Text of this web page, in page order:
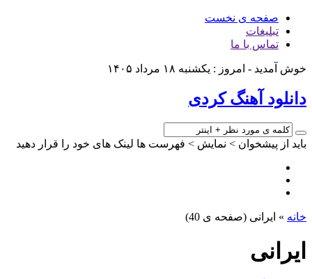
صفحه ی نخست
تبلیغات
تماس با ما
خوش آمدید - امروز : یکشنبه ۱۸ مرداد ۱۴۰۵
دانلود آهنگ کردی
باید از پیشخوان > نمایش > فهرست ها لینک های خود را قرار دهید
خانه » ایرانی (صفحه ی 40)
ایرانی